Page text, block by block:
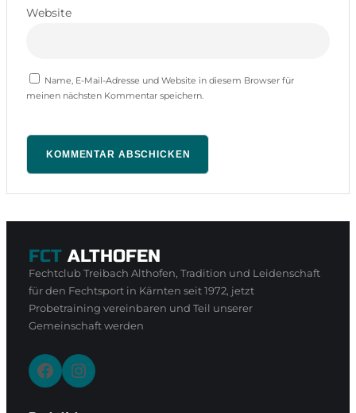
Website
Name, E-Mail-Adresse und Website in diesem Browser für
meinen nächsten Kommentar speichern.
FCT ALTHOFEN
Fechtclub Treibach Althofen, Tradition und Leidenschaft
für den Fechtsport in Kärnten seit 1972, jetzt
Probetraining vereinbaren und Teil unserer
Gemeinschaft werden
Facebook Instagram